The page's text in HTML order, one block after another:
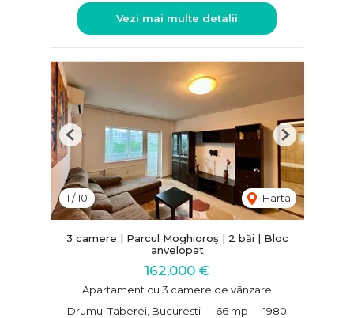
Vezi mai multe detalii
1 /10 Harta
Previous Next
3 camere | Parcul Moghioroș | 2 băi | Bloc
anvelopat
162,000 €
Apartament cu 3 camere de vânzare
Drumul Taberei, Bucuresti
66 mp 1980